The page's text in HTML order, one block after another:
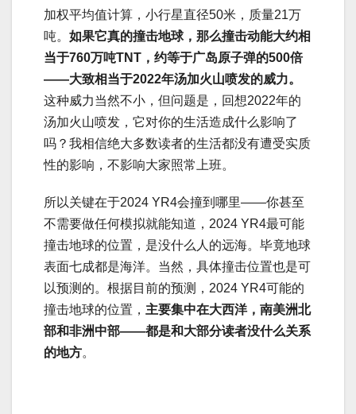
加权平均值计算，小行星直径50米，质量21万
吨。 如果它真的撞击地球，那么撞击动能大约相
当于760万吨TNT，约等于广岛原子弹的500倍
——大致相当于2022年汤加火山喷发的威力。
这种威力当然不小，但问题是，回想2022年的
汤加火山喷发，它对你的生活造成什么影响了
吗？我相信绝大多数读者的生活都没有遭受实质
性的影响，不影响大家照常上班。
所以关键在于2024 YR4会撞到哪里——你甚至
不需要做任何模拟就能知道，2024 YR4最可能
撞击地球的位置，是没什么人的远海。毕竟地球
表面七成都是海洋。当然，具体撞击位置也是可
以预测的。根据目前的预测，2024 YR4可能的
撞击地球的位置， 主要集中在大西洋，南美洲北
部和非洲中部——都是和大部分读者没什么关系
的地方。